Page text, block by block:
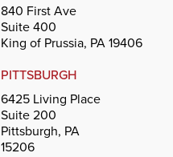
840 First Ave
Suite 400
King of Prussia, PA 19406
PITTSBURGH
6425 Living Place
Suite 200
Pittsburgh, PA
15206